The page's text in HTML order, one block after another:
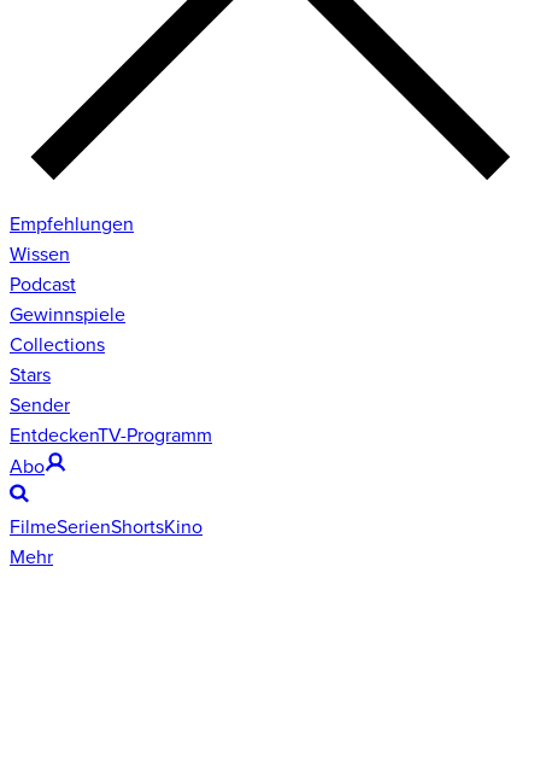
Empfehlungen
Wissen
Podcast
Gewinnspiele
Collections
Stars
Sender
EntdeckenTV-Programm
Abo
FilmeSerienShortsKino
Mehr